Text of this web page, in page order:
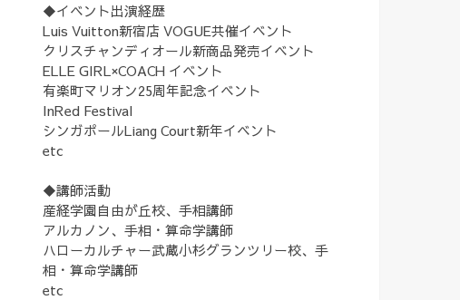
◆イベント出演経歴
Luis Vuitton新宿店 VOGUE共催イベント
クリスチャンディオール新商品発売イベント
ELLE GIRL×COACH イベント
有楽町マリオン25周年記念イベント
InRed Festival
シンガポールLiang Court新年イベント
etc
◆講師活動
産経学園自由が丘校、手相講師
アルカノン、手相・算命学講師
ハローカルチャー武蔵小杉グランツリー校、手
相・算命学講師
etc